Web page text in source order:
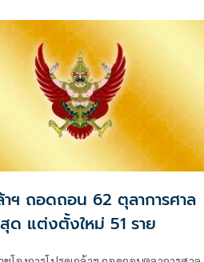
าฯ ถอดถอน 62 ตุลาการศาล
ด แต่งตั้งใหม่ 51 ราย